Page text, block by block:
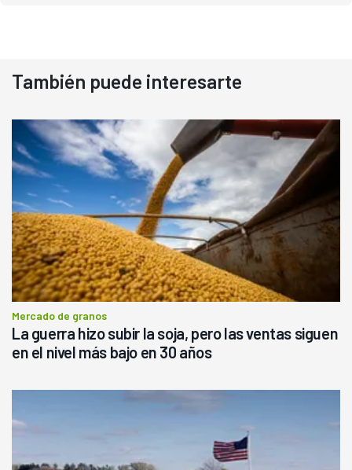
También puede interesarte
Mercado de granos
La guerra hizo subir la soja, pero las ventas siguen
en el nivel más bajo en 30 años